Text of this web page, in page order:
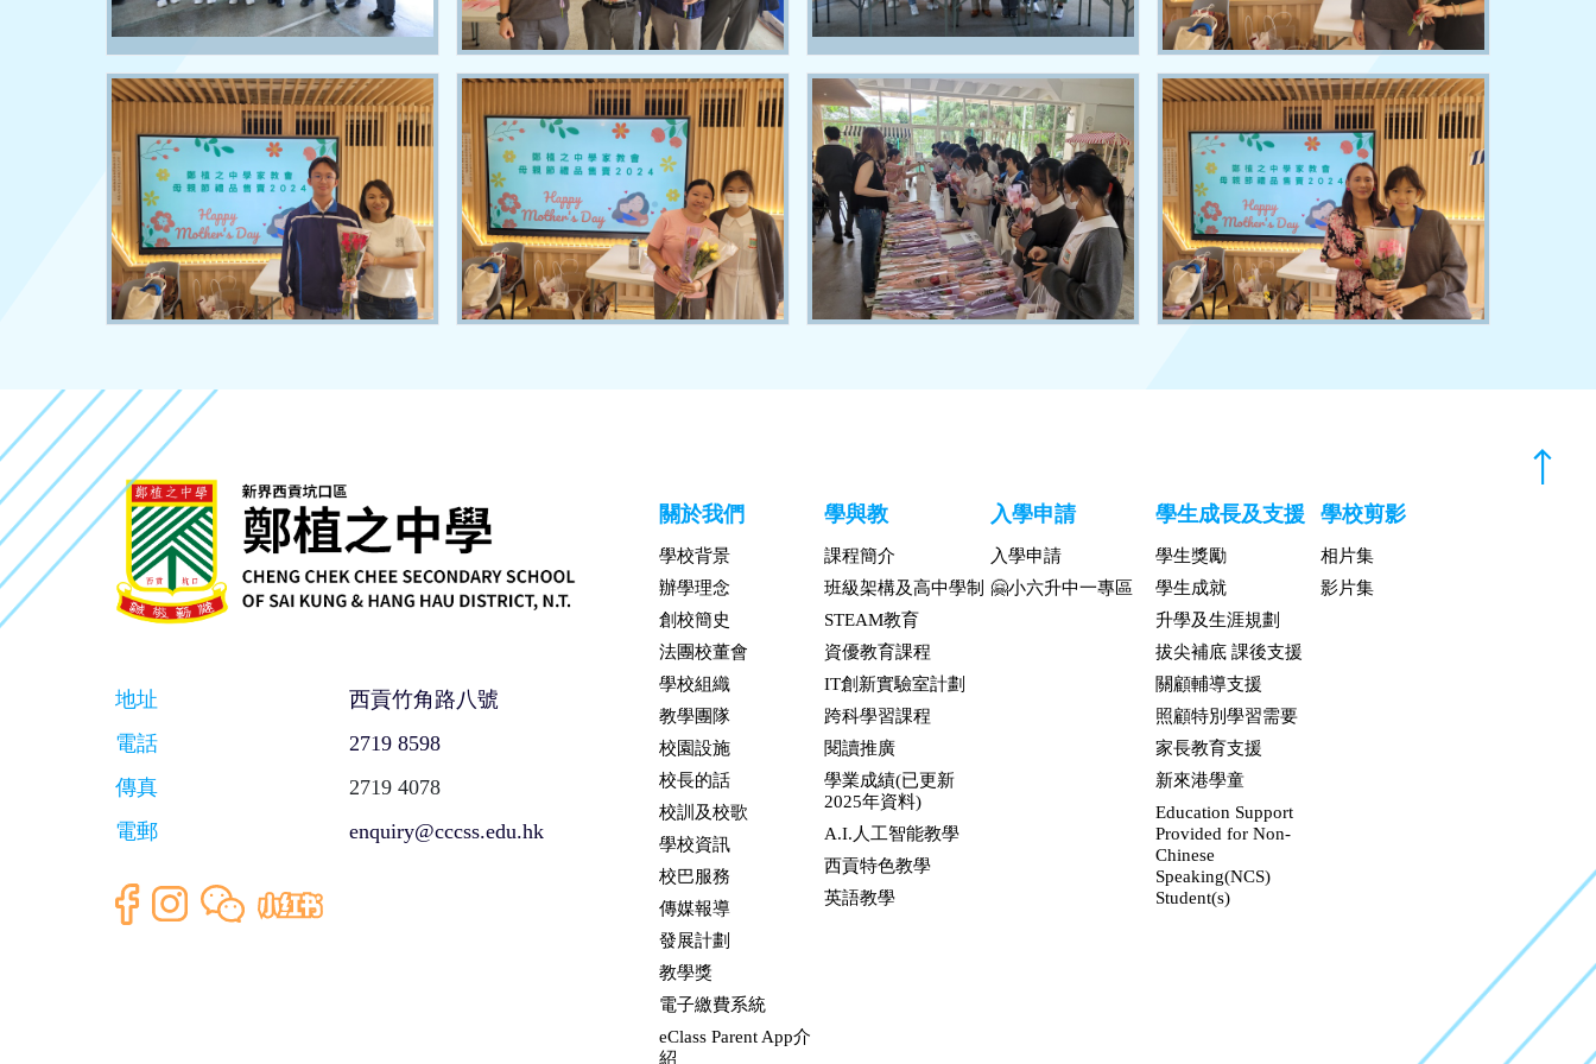
地址
西貢竹角路八號
電話
2719 8598
傳真
2719 4078
電郵
enquiry@cccss.edu.hk
關於我們
學校背景
辦學理念
創校簡史
法團校董會
學校組織
教學團隊
校園設施
校長的話
校訓及校歌
學校資訊
校巴服務
傳媒報導
發展計劃
教學獎
電子繳費系統
eClass Parent App介
紹
學與教
課程簡介
班級架構及高中學制
STEAM教育
資優教育課程
IT創新實驗室計劃
跨科學習課程
閱讀推廣
學業成績(已更新
2025年資料)
A.I.人工智能教學
西貢特色教學
英語教學
入學申請
入學申請
🤗小六升中一專區
學生成長及支援
學生獎勵
學生成就
升學及生涯規劃
拔尖補底 課後支援
關顧輔導支援
照顧特別學習需要
家長教育支援
新來港學童
Education Support
Provided for Non-
Chinese
Speaking(NCS)
Student(s)
學校剪影
相片集
影片集